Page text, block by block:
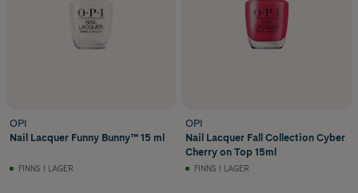
OPI
Nail Lacquer Funny Bunny™ 15 ml
FINNS I LAGER
OPI
Nail Lacquer Fall Collection Cyber
Cherry on Top 15ml
FINNS I LAGER